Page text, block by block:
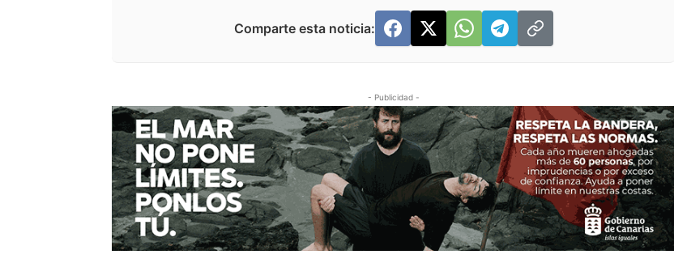
Comparte esta noticia:
- Publicidad -